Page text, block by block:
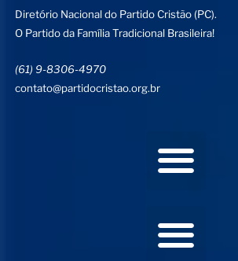
Diretório Nacional do Partido Cristão (PC).
O Partido da Família Tradicional Brasileira!
(61) 9-8306-4970
contato@partidocristao.org.br